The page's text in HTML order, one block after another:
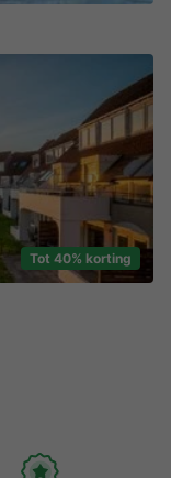
Tot 40% korting